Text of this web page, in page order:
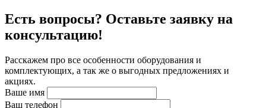
Есть вопросы? Оставьте заявку на
консультацию!
Расскажем про все особенности оборудования и
комплектующих, а так же о выгодных предложениях и
акциях.
Ваше имя
Ваш телефон